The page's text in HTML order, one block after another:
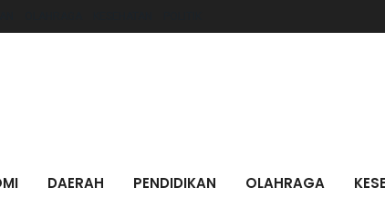
DAERAH PENDIDIKAN OLAHRAGA